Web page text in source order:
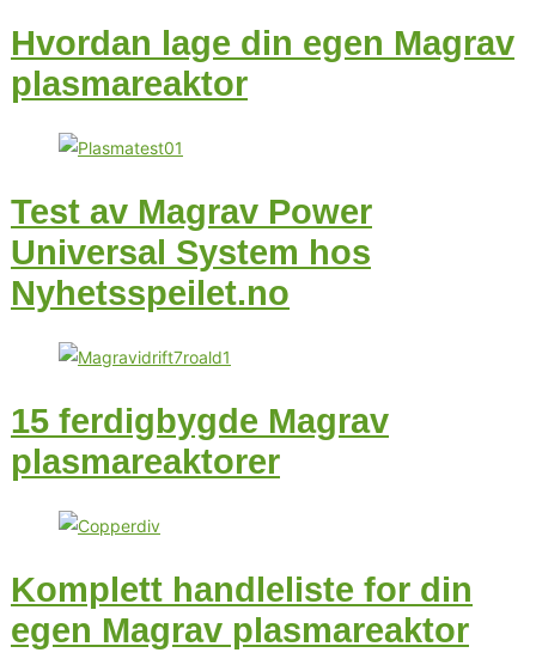
Hvordan lage din egen Magrav
plasmareaktor
Test av Magrav Power
Universal System hos
Nyhetsspeilet.no
15 ferdigbygde Magrav
plasmareaktorer
Komplett handleliste for din
egen Magrav plasmareaktor